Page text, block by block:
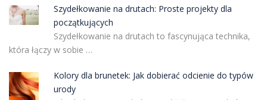
Szydełkowanie na drutach: Proste projekty dla
początkujących
Szydełkowanie na drutach to fascynująca technika,
która łączy w sobie …
Kolory dla brunetek: Jak dobierać odcienie do typów
urody